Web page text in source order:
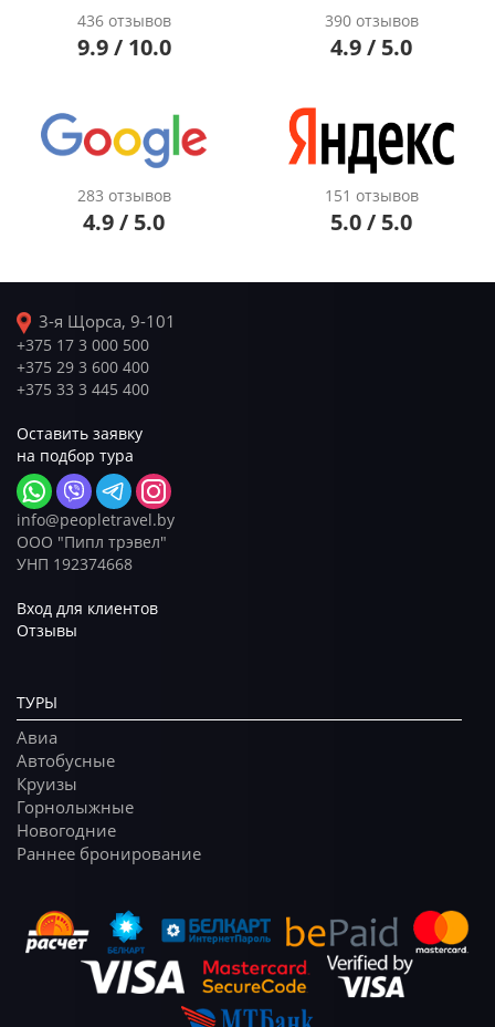
436 отзывов
9.9 / 10.0
390 отзывов
4.9 / 5.0
283 отзывов
4.9 / 5.0
151 отзывов
5.0 / 5.0
3-я Щорса, 9-101
+375 17 3 000 500
+375 29 3 600 400
+375 33 3 445 400
Оставить заявку
на подбор тура
info@peopletravel.by
ООО "Пипл трэвел"
УНП 192374668
Вход для клиентов
Отзывы
ТУРЫ
Авиа
Автобусные
Круизы
Горнолыжные
Новогодние
Раннее бронирование